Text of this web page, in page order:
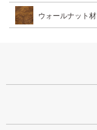
ウォールナット材